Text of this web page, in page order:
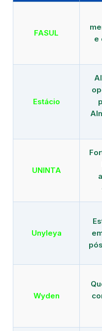
FASUL
e
Estácio
UNINTA
Unyleya
Wyden